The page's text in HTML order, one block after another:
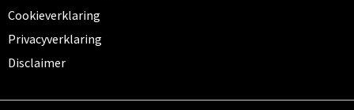
Cookieverklaring
Privacyverklaring
Disclaimer